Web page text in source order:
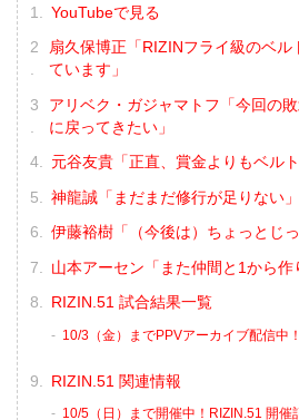
YouTubeで見る
扇久保博正「RIZINフライ級のベル
ています」
アリベク・ガジャマトフ「今回の
に戻ってきたい」
元谷友貴「正直、賞金よりもベル
神龍誠「まだまだ修行が足りない」
伊藤裕樹「（今後は）ちょっとじ
山本アーセン「また仲間と1から作
RIZIN.51 試合結果一覧
10/3（金）までPPVアーカイブ配信中！
RIZIN.51 関連情報
10/5（日）まで開催中！RIZIN.51 開催